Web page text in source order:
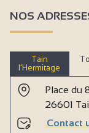
NOS
Tain
l’Hermitage
Place du
26601
Contact